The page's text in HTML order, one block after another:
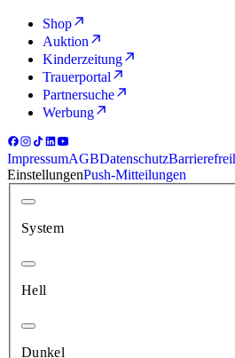
Shop
Auktion
Kinderzeitung
Trauerportal
Partnersuche
Werbung
ImpressumAGBDatenschutz
EinstellungenPush-Mitteilungen
System
Hell
Dunkel